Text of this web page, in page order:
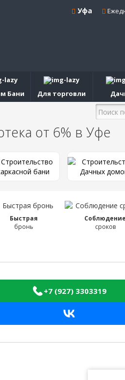
Уфа
Бани Для торговли
от 6% в Уфе
Быстрая
бронь
Соблюдение
сроков
+7 (927) 3303319